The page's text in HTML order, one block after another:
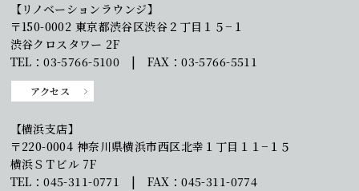
【リノベーションラウンジ】
〒150-0002 東京都渋谷区渋谷２丁目１５−１
渋谷クロスタワー 2F
TEL：03-5766-5100 | FAX：03-5766-5511
アクセス
【横浜支店】
〒220-0004 神奈川県横浜市西区北幸１丁目１１−１５
横浜ＳＴビル 7F
TEL：045-311-0771 | FAX：045-311-0774